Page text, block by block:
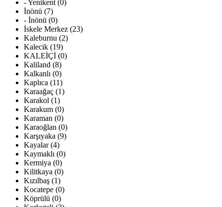
- Yenikent (0)
İnönü (7)
- İnönü (0)
İskele Merkez (23)
Kaleburnu (2)
Kalecik (19)
KALEİÇİ (0)
Kaliland (8)
Kalkanlı (0)
Kaplıca (11)
Karaağaç (1)
Karakol (1)
Karakum (0)
Karaman (0)
Karaoğlan (0)
Karşıyaka (9)
Kayalar (4)
Kaymaklı (0)
Kermiya (0)
Kilitkaya (0)
Kızılbaş (1)
Kocatepe (0)
Köprülü (0)